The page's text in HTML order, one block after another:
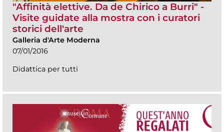
"Affinità elettive. Da de Chirico a Burri" -
Visite guidate alla mostra con i curatori
storici dell'arte
Galleria d'Arte Moderna
07/01/2016
Didattica per tutti